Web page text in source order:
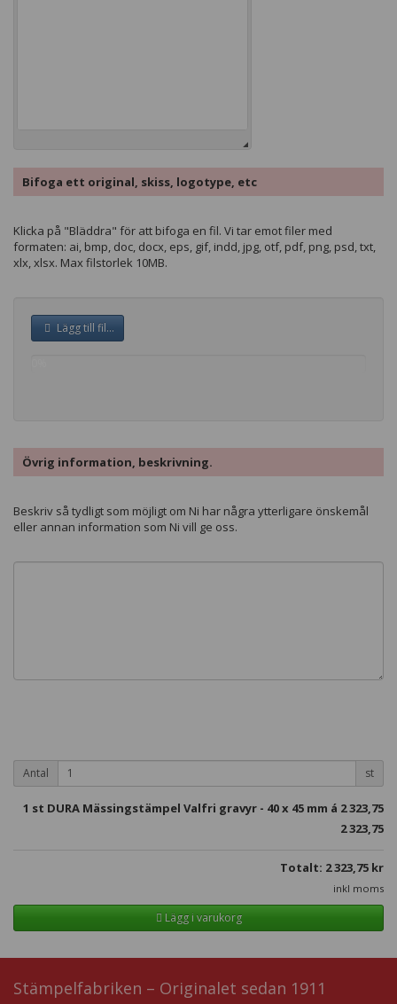
Bifoga ett original, skiss, logotype, etc
Klicka på "Bläddra" för att bifoga en fil. Vi tar emot filer med
formaten: ai, bmp, doc, docx, eps, gif, indd, jpg, otf, pdf, png, psd, txt,
xlx, xlsx. Max filstorlek 10MB.
Lägg till fil...
Övrig information, beskrivning.
Beskriv så tydligt som möjligt om Ni har några ytterligare önskemål
eller annan information som Ni vill ge oss.
Antal st
1 st DURA Mässingstämpel Valfri gravyr - 40 x 45 mm á 2 323,75
2 323,75
Totalt: 2 323,75 kr
inkl moms
Lägg i varukorg
Stämpelfabriken – Originalet sedan 1911